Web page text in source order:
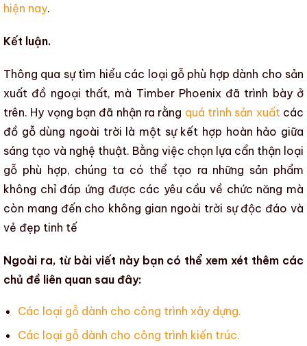
hiện nay.
Kết luận.
Thông qua sự tìm hiểu các loại gỗ phù hợp dành cho sản
xuất đồ ngoại thất, mà Timber Phoenix đã trình bày ở
trên. Hy vọng bạn đã nhận ra rằng quá trình sản xuấtcác
đồ gỗ dùng ngoài trời là một sự kết hợp hoàn hảo giữa
sáng tạo và nghệ thuật. Bằng việc chọn lựa cẩn thận loại
gỗ phù hợp, chúng ta có thể tạo ra những sản phẩm
không chỉ đáp ứng được các yêu cầu về chức năng mà
còn mang đến cho không gian ngoài trời sự độc đáo và
vẻ đẹp tinh tế
Ngoài ra, từ bài viết này bạn có thể xem xét thêm các
chủ đề liên quan sau đây:
Các loại gỗ dành cho công trình xây dựng.
Các loại gỗ dành cho công trình kiến trúc.